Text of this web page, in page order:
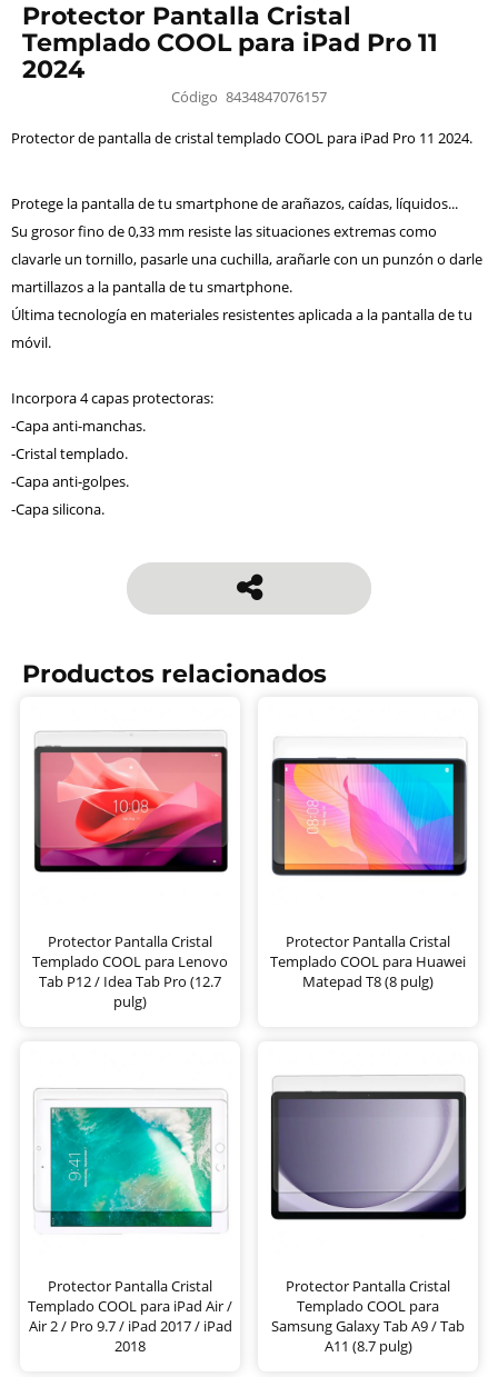
Protector Pantalla Cristal
Templado COOL para iPad Pro 11
2024
Código 8434847076157
Protector de pantalla de cristal templado COOL para iPad Pro 11 2024.
Protege la pantalla de tu smartphone de arañazos, caídas, líquidos...
Su grosor fino de 0,33 mm resiste las situaciones extremas como
clavarle un tornillo, pasarle una cuchilla, arañarle con un punzón o darle
martillazos a la pantalla de tu smartphone.
Última tecnología en materiales resistentes aplicada a la pantalla de tu
móvil.
Incorpora 4 capas protectoras:
-Capa anti-manchas.
-Cristal templado.
-Capa anti-golpes.
-Capa silicona.
Productos relacionados
Protector Pantalla Cristal
Templado COOL para Lenovo
Tab P12 / Idea Tab Pro (12.7
pulg)
Protector Pantalla Cristal
Templado COOL para Huawei
Matepad T8 (8 pulg)
Protector Pantalla Cristal
Templado COOL para iPad Air /
Air 2 / Pro 9.7 / iPad 2017 / iPad
2018
Protector Pantalla Cristal
Templado COOL para
Samsung Galaxy Tab A9 / Tab
A11 (8.7 pulg)